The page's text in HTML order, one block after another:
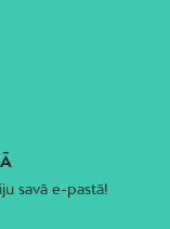
savā e-pastā!